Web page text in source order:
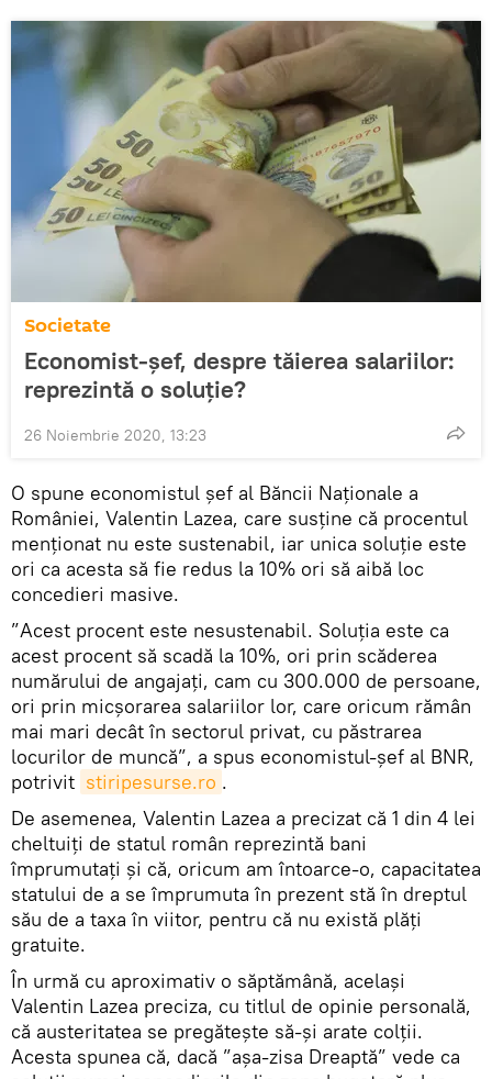
Societate
Economist-șef, despre tăierea salariilor:
reprezintă o soluție?
26 Noiembrie 2020, 13:23
O spune economistul șef al Băncii Naționale a
României, Valentin Lazea, care susține că procentul
menționat nu este sustenabil, iar unica soluție este
ori ca acesta să fie redus la 10% ori să aibă loc
concedieri masive.
”Acest procent este nesustenabil. Soluția este ca
acest procent să scadă la 10%, ori prin scăderea
numărului de angajați, cam cu 300.000 de persoane,
ori prin micșorarea salariilor lor, care oricum rămân
mai mari decât în sectorul privat, cu păstrarea
locurilor de muncă”, a spus economistul-șef al BNR,
potrivit stiripesurse.ro .
De asemenea, Valentin Lazea a precizat că 1 din 4 lei
cheltuiți de statul român reprezintă bani
împrumutați și că, oricum am întoarce-o, capacitatea
statului de a se împrumuta în prezent stă în dreptul
său de a taxa în viitor, pentru că nu există plăți
gratuite.
În urmă cu aproximativ o săptămână, același
Valentin Lazea preciza, cu titlul de opinie personală,
că austeritatea se pregătește să-și arate colții.
Acesta spunea că, dacă ”așa-zisa Dreaptă” vede ca